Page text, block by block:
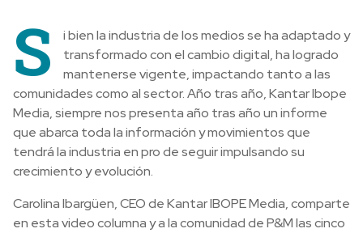
S
i bien la industria de los medios se ha adaptado y
transformado con el cambio digital, ha logrado
mantenerse vigente, impactando tanto a las
comunidades como al sector. Año tras año, Kantar Ibope
Media, siempre nos presenta año tras año un informe
que abarca toda la información y movimientos que
tendrá la industria en pro de seguir impulsando su
crecimiento y evolución.
Carolina Ibargüen, CEO de Kantar IBOPE Media, comparte
en esta video columna y a la comunidad de P&M las cinco